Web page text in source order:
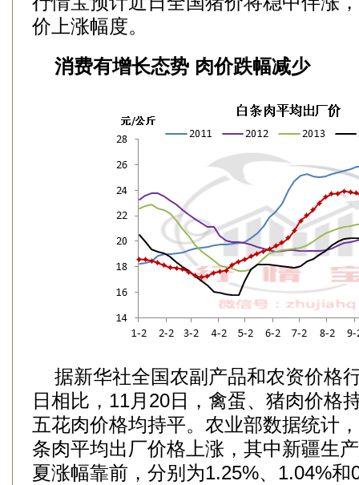
价上涨幅度。
消费有增长态势 肉价跌幅减少
据新华社全国农副产品和农资价格
日相比，11月20日，禽蛋、猪肉价格
五花肉价格均持平。农业部数据统计
条肉平均出厂价格上涨，其中新疆生
夏涨幅靠前，分别为1.25%、1.04%